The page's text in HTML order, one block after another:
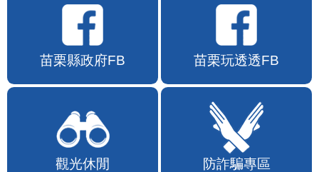
苗栗縣政府FB 苗栗玩透透FB
觀光休閒 防詐騙專區